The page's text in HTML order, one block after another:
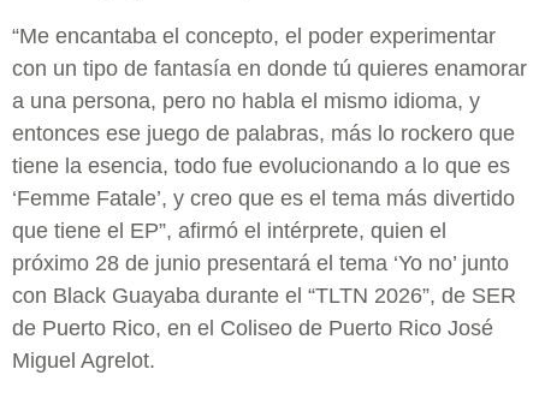
“Me encantaba el concepto, el poder experimentar
con un tipo de fantasía en donde tú quieres enamorar
a una persona, pero no habla el mismo idioma, y
entonces ese juego de palabras, más lo rockero que
tiene la esencia, todo fue evolucionando a lo que es
‘Femme Fatale’, y creo que es el tema más divertido
que tiene el EP”, afirmó el intérprete, quien el
próximo 28 de junio presentará el tema ‘Yo no’ junto
con Black Guayaba durante el “TLTN 2026”, de SER
de Puerto Rico, en el Coliseo de Puerto Rico José
Miguel Agrelot.